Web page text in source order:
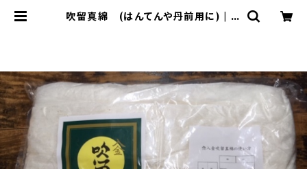
吹留真綿 (はんてんや丹前用に) | は